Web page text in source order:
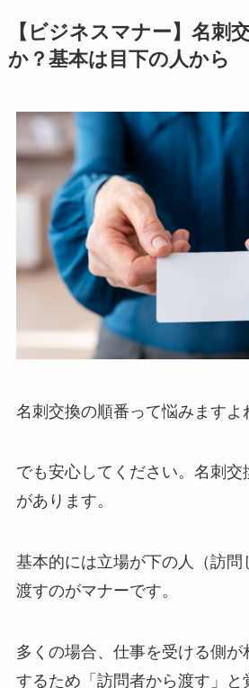
【ビジネスマナー】名刺
か？基本は目下の人から
名刺交換の順番って悩みますよ
でも安心してください。名刺交
があります。
基本的には立場が下の人（訪問
渡すのがマナーです。
多くの場合、仕事を受ける側が
するため「訪問者から渡す」と